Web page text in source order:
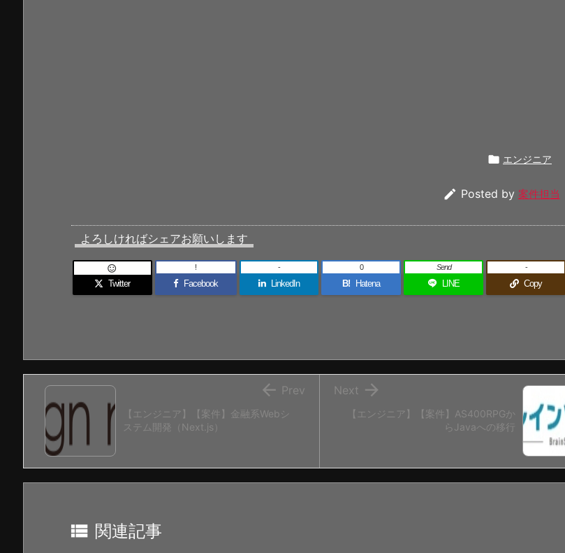
 エンジニア
 Posted by 案件担当
よろしければシェアお願いします
Twitter

Facebook
!
LinkedIn
-
B! Hatena
0
LINE
Send
Copy
-
【エンジニア】【案件】AS400RPGか
らJavaへの移行

Next
【エンジニア】【案件】金融系Webシ
ステム開発（Next.js）
 Prev
 関連記事